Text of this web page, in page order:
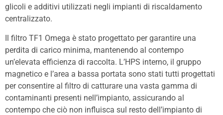
glicoli e additivi utilizzati negli impianti di riscaldamento
centralizzato.
Il filtro TF1 Omega è stato progettato per garantire una
perdita di carico minima, mantenendo al contempo
un’elevata efficienza di raccolta. L’HPS interno, il gruppo
magnetico e l’area a bassa portata sono stati tutti progettati
per consentire al filtro di catturare una vasta gamma di
contaminanti presenti nell’impianto, assicurando al
contempo che ciò non influisca sul resto dell’impianto di